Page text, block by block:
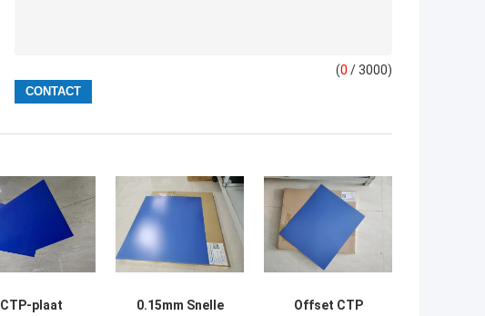
(0 / 3000)
CTP-plaat
0.15mm Snelle
Offset CTP